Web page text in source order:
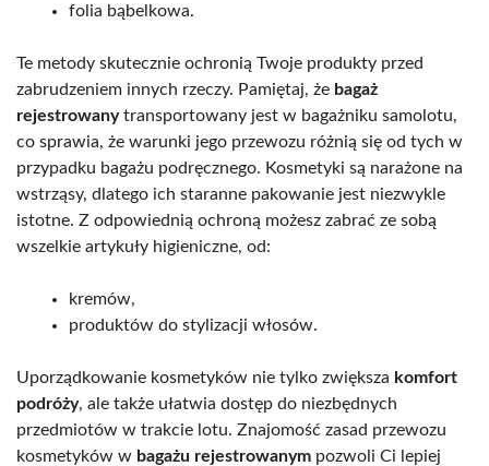
folia bąbelkowa.
Te metody skutecznie ochronią Twoje produkty przed
zabrudzeniem innych rzeczy. Pamiętaj, że bagaż
rejestrowanytransportowany jest w bagażniku samolotu,
co sprawia, że warunki jego przewozu różnią się od tych w
przypadku bagażu podręcznego. Kosmetyki są narażone na
wstrząsy, dlatego ich staranne pakowanie jest niezwykle
istotne. Z odpowiednią ochroną możesz zabrać ze sobą
wszelkie artykuły higieniczne, od:
kremów,
produktów do stylizacji włosów.
Uporządkowanie kosmetyków nie tylko zwiększa komfort
podróży, ale także ułatwia dostęp do niezbędnych
przedmiotów w trakcie lotu. Znajomość zasad przewozu
kosmetyków w bagażu rejestrowanym pozwoli Ci lepiej